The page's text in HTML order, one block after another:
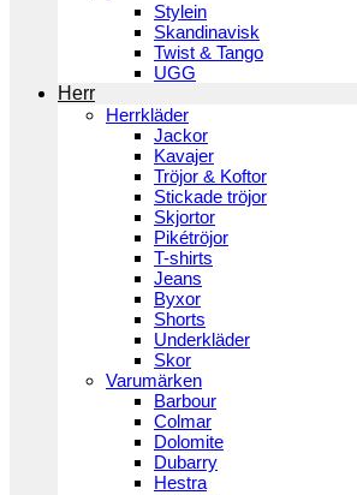
Stylein
Skandinavisk
Twist & Tango
UGG
Herr
Herrkläder
Jackor
Kavajer
Tröjor & Koftor
Stickade tröjor
Skjortor
Pikétröjor
T-shirts
Jeans
Byxor
Shorts
Underkläder
Skor
Varumärken
Barbour
Colmar
Dolomite
Dubarry
Hestra